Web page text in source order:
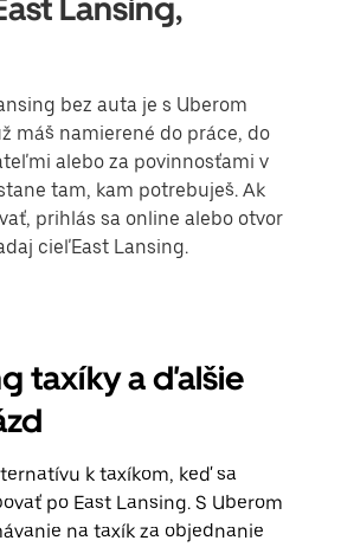
Lansing,
bez auta je s Uberom
máš namierené do práce, do
alebo za povinnosťami v
tam, kam potrebuješ. Ak
prihlás sa online alebo otvor
cieľEast Lansing.
taxíky a ďalšie
k taxíkom, keď sa
po East Lansing. S Uberom
na taxík za objednanie